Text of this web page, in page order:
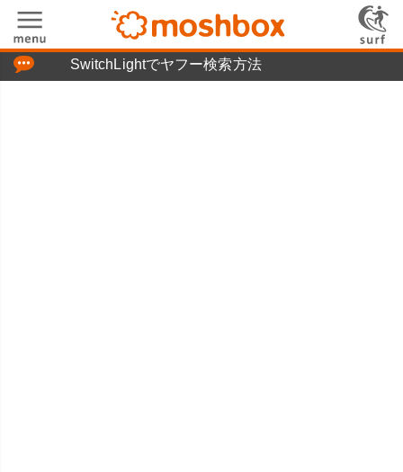
SwitchLightでヤフー検索方法
「つぶやき」の使い方